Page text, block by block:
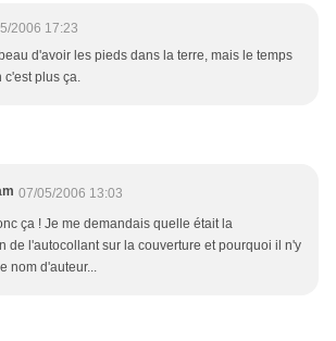
2006 17:23
d'avoir les pieds dans la terre, mais le temps
c'est plus ça.
07/05/2006 13:03
ça ! Je me demandais quelle était la
de l'autocollant sur la couverture et pourquoi il n'y
nom d'auteur...